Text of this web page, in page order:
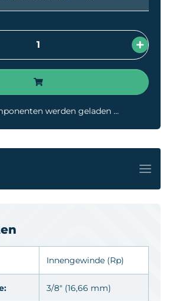
werden geladen ...
Innengewinde (Rp)
3/8" (16,66 mm)